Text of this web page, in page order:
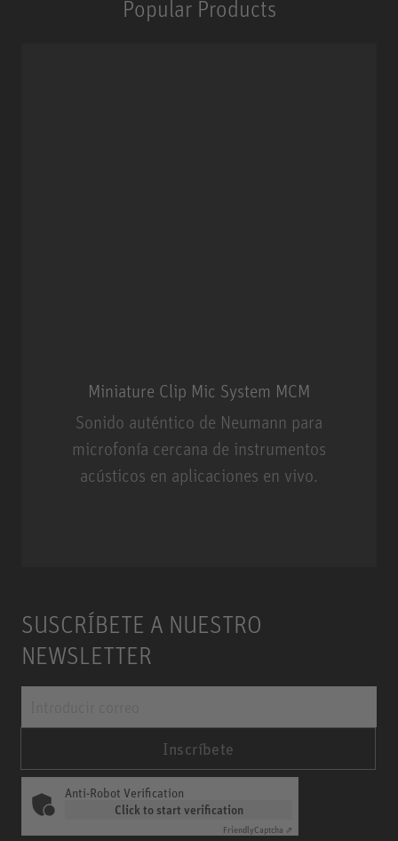
Popular Products
Miniature Clip Mic System MCM
Sonido auténtico de Neumann para
microfonía cercana de instrumentos
acústicos en aplicaciones en vivo.
SUSCRÍBETE A NUESTRO
NEWSLETTER
Inscríbete
Anti-Robot Verification
Click to start verification
FriendlyCaptcha ⇗